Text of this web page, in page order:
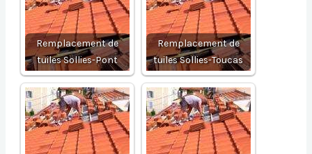
Remplacement de
tuiles Sollies-Pont
Remplacement de
tuiles Sollies-Toucas